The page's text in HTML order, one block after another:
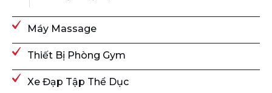
Máy Massage
Thiết Bị Phòng Gym
Xe Đạp Tập Thể Dục